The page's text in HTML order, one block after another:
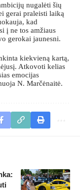
nugalėti šių
gerai praleisti laiką
kad
į ne tos amžiaus
gerokai jaunesni.
kiekvieną kartą,
Atkovoti kelias
emocijas
N. Marčėnaitė.